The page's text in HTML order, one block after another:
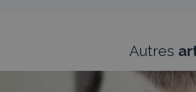
Autres